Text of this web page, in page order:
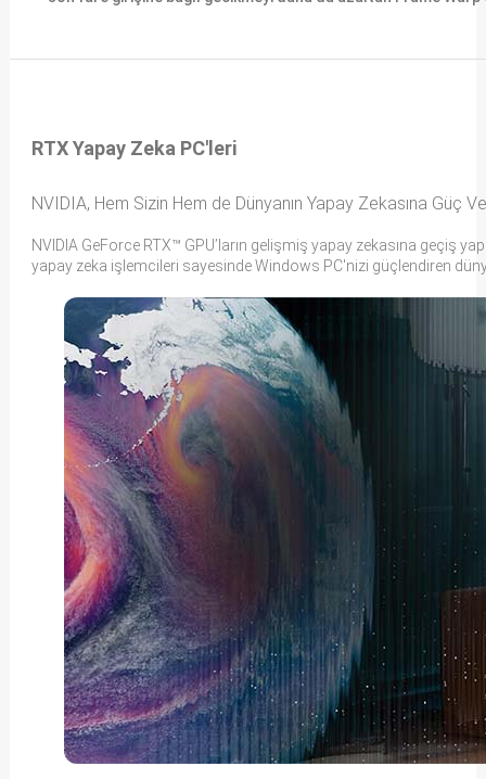
RTX Yapay Zeka PC'leri
NVIDIA, Hem Sizin Hem de Dünyanın Yapay Zekasına Güç
NVIDIA GeForce RTX™ GPU’ların gelişmiş yapay zekasına geçiş
yapay zeka işlemcileri sayesinde Windows PC'nizi güçlendiren